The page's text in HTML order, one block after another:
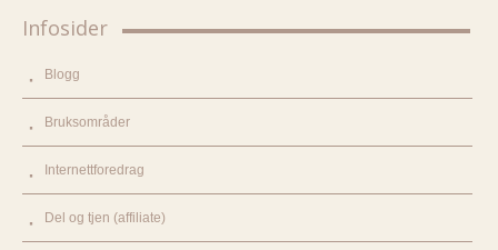
Infosider
Blogg
Bruksområder
Internettforedrag
Del og tjen (affiliate)